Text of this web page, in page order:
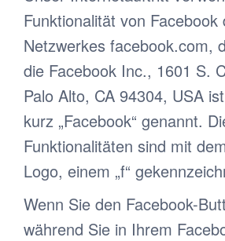
Funktionalität von Facebook
Netzwerkes facebook.com,
die Facebook Inc., 1601 S.
Palo Alto, CA 94304, USA
kurz „Facebook“ genannt.
Funktionalitäten sind mit
Logo, einem „f“
Wenn Sie den Facebook-
während Sie in Ihrem